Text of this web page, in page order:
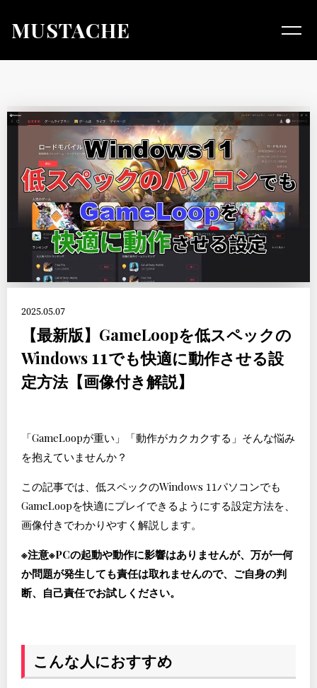
MUSTACHE
2025.05.07
【最新版】GameLoopを低スペックの
Windows 11でも快適に動作させる設
定方法【画像付き解説】
「GameLoopが重い」「動作がカクカクする」そんな悩み
を抱えていませんか？
この記事では、低スペックのWindows 11パソコンでも
GameLoopを快適にプレイできるようにする設定方法を、
画像付きでわかりやすく解説します。
※注意※PCの起動や動作に影響はありませんが、万が一何
か問題が発生しても責任は取れませんので、ご自身の判
断、自己責任でお試しください。
こんな人におすすめ